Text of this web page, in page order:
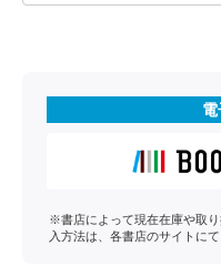
※書店によって現在在庫や取
入方法は、各書店のサイトにて